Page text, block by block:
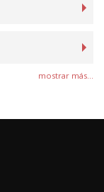
mostrar más...